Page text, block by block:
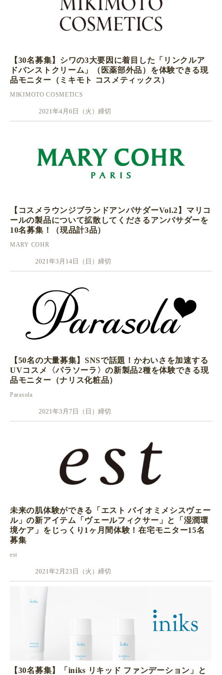
【30名募集】シワの3大要因に着目した「リンクルア
ドバンストクリーム」（医薬部外品）を体験できる現
品モニター（ミキモト コスメティックス）
MIKIMOTO COSMETICS
2021年4月6日（火）締切
【コスメラウンジブランドアンバサダーVol.2】マリコ
ールの製品について拡散してくださるアンバサダーを
10名募集！（現品計3品）
MARY COHR
2021年3月14日（日）締切
【50名の大量募集】SNSで話題！かわいさを加速する
UVコスメ〈パラソーラ〉の新製品2種を体験できる現
品モニター（ナリス化粧品）
Parasola
2021年3月7日（日）締切
未来の肌体験ができる「エスト バイオミメシスヴェー
ル」の新アイテム「ヴェールフィクサー」と「湿潤環
境ケア」をじっくり1ヶ月間体験！在宅モニター15名
募集
est
2021年2月23日（火）締切
【30名募集】「iniks リキッド ファンデーション」と